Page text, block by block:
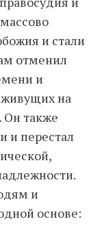
и стали
отменил
и
на
Он также
и перестал
и
основе: